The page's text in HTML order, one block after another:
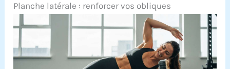
Planche latérale : renforcer vos obliques